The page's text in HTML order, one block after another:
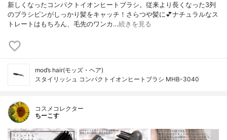
新しくなったコンパクトイオンヒートブラシ。従来より長くなった3列
のブラシピンがしっかり髪をキャッチ！さらつや髪に💕ナチュラルなス
トレートはもちろん、毛先のワンカ…続きを見る
mod’s hair(モッズ・ヘア)
スタイリッシュ コンパクトイオンヒートブラシ MHB-3040
コスメコレクター
ちーこす